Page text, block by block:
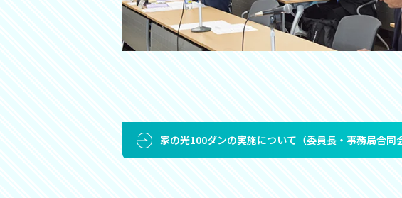
家の光100ダンの実施について（委員長・事務局合同